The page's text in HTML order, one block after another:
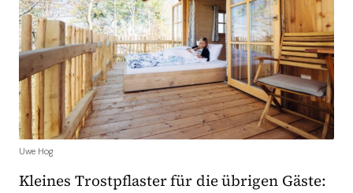
Uwe Hog
Kleines Trostpflaster für die übrigen Gäste: